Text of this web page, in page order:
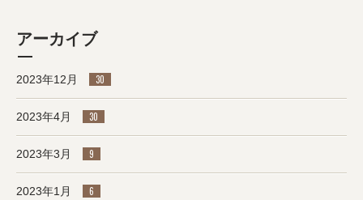
アーカイブ
2023年12月 30
2023年4月 30
2023年3月 9
2023年1月 6